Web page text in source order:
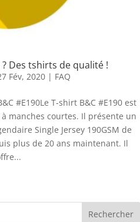
Des tshirts de qualité !
Fév, 2020| FAQ
#E190Le T-shirt B&C #E190 est
manches courtes. Il présente un
Single Jersey 190GSM de
plus de 20 ans maintenant. Il